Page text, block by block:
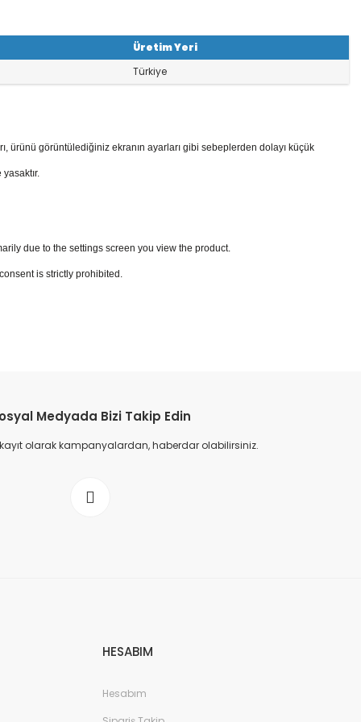
Üretim Yeri
Türkiye
ürünü görüntülediğiniz ekranın ayarları gibi sebeplerden dolayı küçük
due to the settings screen you view the product.
is strictly prohibited.
Medyada Bizi Takip Edin
olarak kampanyalardan, haberdar olabilirsiniz.
HESABIM
Hesabım